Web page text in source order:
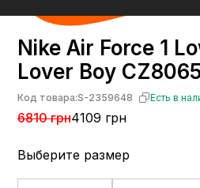
Nike Air Force 1
Lover Boy
Код товара:S-2359648 Есть в
6810 грн4109 грн
Выберите размер